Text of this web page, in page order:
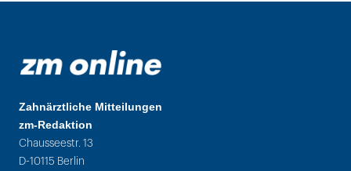
Zahnärztliche Mitteilungen
zm-Redaktion
Chausseestr. 13
D-10115 Berlin